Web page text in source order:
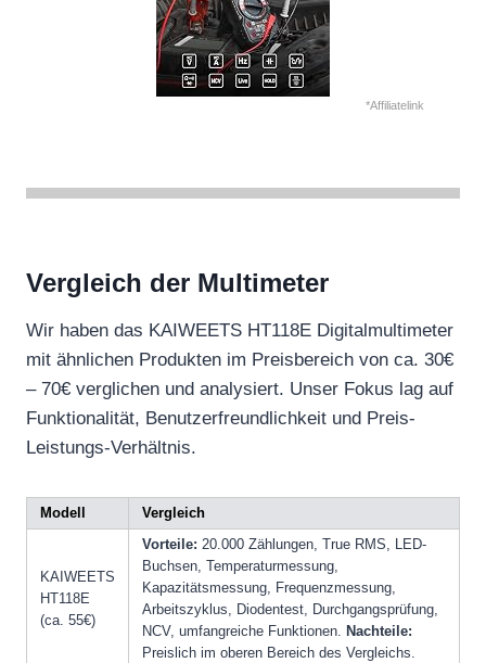
*Affiliatelink
Vergleich der Multimeter
Wir haben das KAIWEETS HT118E Digitalmultimeter
mit ähnlichen Produkten im Preisbereich von ca. 30€
– 70€ verglichen und analysiert. Unser Fokus lag auf
Funktionalität, Benutzerfreundlichkeit und Preis-
Leistungs-Verhältnis.
Modell Vergleich
KAIWEETS
HT118E
(ca. 55€)
Vorteile: 20.000 Zählungen, True RMS, LED-
Buchsen, Temperaturmessung,
Kapazitätsmessung, Frequenzmessung,
Arbeitszyklus, Diodentest, Durchgangsprüfung,
NCV, umfangreiche Funktionen. Nachteile:
Preislich im oberen Bereich des Vergleichs.